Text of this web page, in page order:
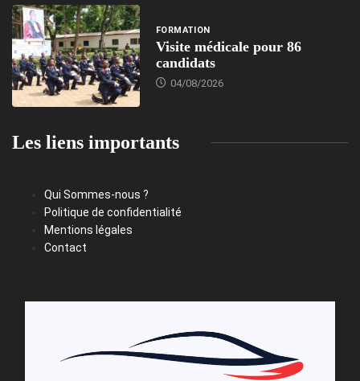
FORMATION
Visite médicale pour 86
candidats
04/08/2026
Les liens importants
Qui Sommes-nous ?
Politique de confidentialité
Mentions légales
Contact